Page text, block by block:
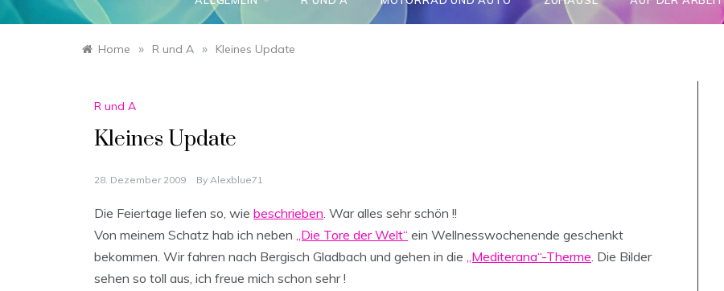
Home » R und A » Kleines Update
R und A
Kleines Update
28. Dezember 2009 By Alexblue71
Die Feiertage liefen so, wie beschrieben. War alles sehr schön !!
Von meinem Schatz hab ich neben „Die Tore der Welt“ ein Wellnesswochenende geschenkt
bekommen. Wir fahren nach Bergisch Gladbach und gehen in die „Mediterana“-Therme. Die Bilder
sehen so toll aus, ich freue mich schon sehr !